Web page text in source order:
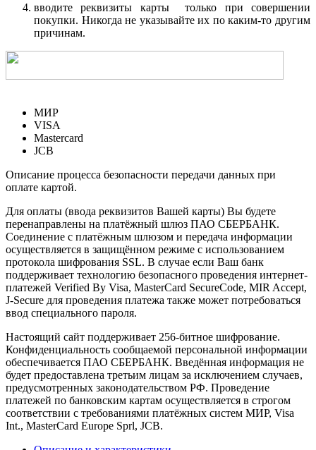
вводите реквизиты карты только при совершении
покупки. Никогда не указывайте их по каким-то другим
причинам.
МИР
VISA
Mastercard
JCB
Описание процесса безопасности передачи данных при
оплате картой.
Для оплаты (ввода реквизитов Вашей карты) Вы будете
перенаправлены на платёжный шлюз ПАО СБЕРБАНК.
Соединение с платёжным шлюзом и передача информации
осуществляется в защищённом режиме с использованием
протокола шифрования SSL. В случае если Ваш банк
поддерживает технологию безопасного проведения интернет-
платежей Verified By Visa, MasterCard SecureCode, MIR Accept,
J-Secure для проведения платежа также может потребоваться
ввод специального пароля.
Настоящий сайт поддерживает 256-битное шифрование.
Конфиденциальность сообщаемой персональной информации
обеспечивается ПАО СБЕРБАНК. Введённая информация не
будет предоставлена третьим лицам за исключением случаев,
предусмотренных законодательством РФ. Проведение
платежей по банковским картам осуществляется в строгом
соответствии с требованиями платёжных систем МИР, Visa
Int., MasterCard Europe Sprl, JCB.